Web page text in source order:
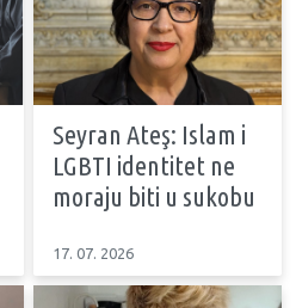
Seyran Ateş: Islam i
LGBTI identitet ne
moraju biti u sukobu
17. 07. 2026